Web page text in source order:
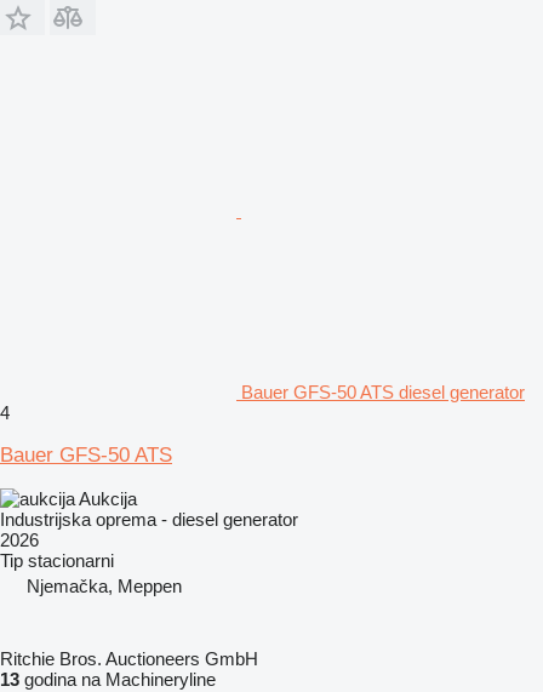
Bauer GFS-50 ATS diesel generator
4
Bauer GFS-50 ATS
Aukcija
Industrijska oprema - diesel generator
2026
Tip stacionarni
Njemačka, Meppen
Ritchie Bros. Auctioneers GmbH
13 godina na Machineryline